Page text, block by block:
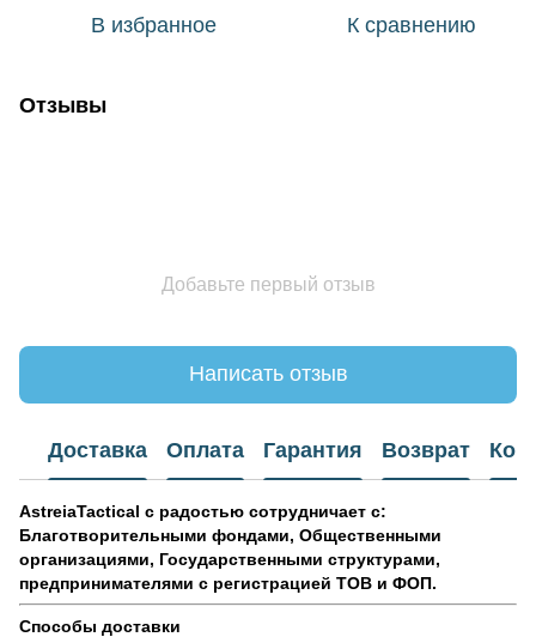
В избранное К сравнению
Отзывы
Добавьте первый отзыв
Написать отзыв
Доставка Оплата Гарантия Возврат
AstreiaTactical с радостью сотрудничает с:
Благотворительными фондами, Общественными
организациями, Государственными структурами,
предпринимателями с регистрацией ТОВ и ФОП.
Способы доставки